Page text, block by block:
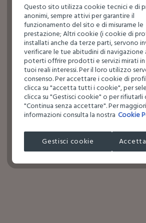
SCOPRI IL MONDO IANA
SCOPRI IL MONDO IANA
Questo sito utilizza cookie tecnici e di
anonimi, sempre attivi per garantire il
funzionamento del sito e di misurarne le
prestazione; Altri cookie (i cookie di
installati anche da terze parti, servono
verificare le tue abitudini di navigazione
poterti offrire prodotti e servizi mirati in
tuoi reali interessi. Per il loro utilizzo
consenso. Per accettare i cookie di
clicca su "accetta tutti i cookie", per
clicca su "Gestisci cookie" o per rifiutarli
"Continua senza accettare". Per maggiori
informazioni consulta la nostra Cookie
Gestisci cookie